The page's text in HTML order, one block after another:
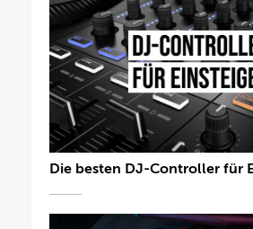
Die besten DJ-Controller für